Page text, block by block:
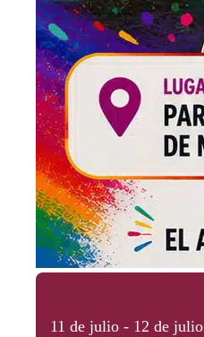
11 de julio - 12 de julio